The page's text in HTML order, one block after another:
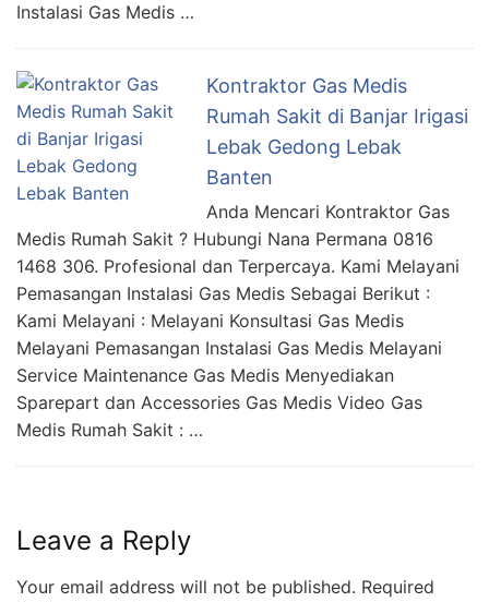
Instalasi Gas Medis …
Kontraktor Gas Medis
Rumah Sakit di Banjar Irigasi
Lebak Gedong Lebak
Banten
Anda Mencari Kontraktor Gas
Medis Rumah Sakit ? Hubungi Nana Permana 0816
1468 306. Profesional dan Terpercaya. Kami Melayani
Pemasangan Instalasi Gas Medis Sebagai Berikut :
Kami Melayani : Melayani Konsultasi Gas Medis
Melayani Pemasangan Instalasi Gas Medis Melayani
Service Maintenance Gas Medis Menyediakan
Sparepart dan Accessories Gas Medis Video Gas
Medis Rumah Sakit : …
Leave a Reply
Your email address will not be published. Required